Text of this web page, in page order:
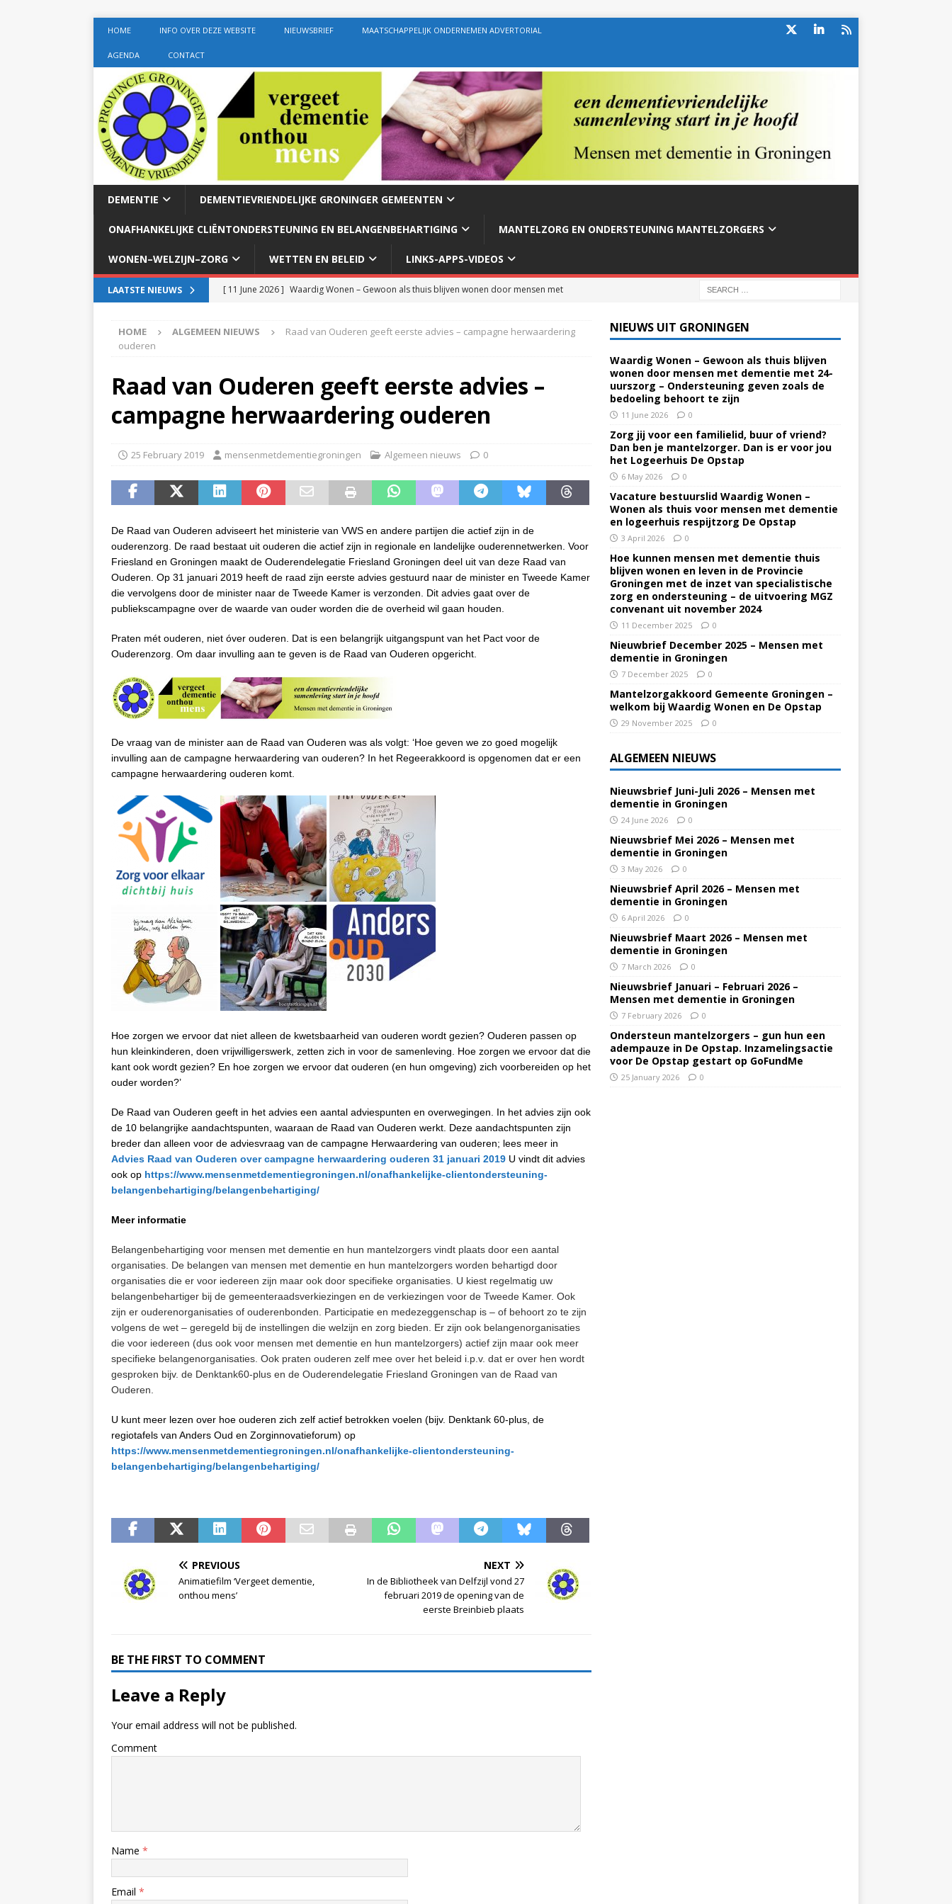
HOME INFO OVER DEZE WEBSITE NIEUWSBRIEF MAATSCHAPPELIJK ONDERNEMEN ADVERTORIAL
AGENDA CONTACT
DEMENTIE DEMENTIEVRIENDELIJKE GRONINGER GEMEENTEN
ONAFHANKELIJKE CLIËNTONDERSTEUNING EN BELANGENBEHARTIGING MANTELZORG EN ONDERSTEUNING MANTELZORGERS
WONEN–WELZIJN–ZORG WETTEN EN BELEID LINKS-APPS-VIDEOS
LAATSTE NIEUWS [ 11 June 2026 ] Waardig Wonen – Gewoon als thuis blijven wonen door mensen met
APPINGEDAM
is er voor jou het Logeerhuis De Opstap
GRONINGEN
[ 3 May 2026 ] Nieuwsbrief Mei 2026 – Mensen met dementie in Groningen
[ 6 April 2026 ] Nieuwsbrief April 2026 – Mensen met dementie in Groningen
ALGEMEEN NIEUWS
[ 24 June 2026 ] Nieuwsbrief Juni-Juli 2026 – Mensen met dementie in Groningen
ALGEMEEN NIEUWS
HOME ALGEMEEN NIEUWS
Raad van Ouderen geeft eerste advies – campagne herwaardering
ouderen
Raad van Ouderen geeft eerste advies –
campagne herwaardering ouderen
25 February 2019 mensenmetdementiegroningen Algemeen nieuws 0
De Raad van Ouderen adviseert het ministerie van VWS en andere partijen die actief zijn in de
ouderenzorg. De raad bestaat uit ouderen die actief zijn in regionale en landelijke ouderennetwerken. Voor
Friesland en Groningen maakt de Ouderendelegatie Friesland Groningen deel uit van deze Raad van
Ouderen. Op 31 januari 2019 heeft de raad zijn eerste advies gestuurd naar de minister en Tweede Kamer
die vervolgens door de minister naar de Tweede Kamer is verzonden. Dit advies gaat over de
publiekscampagne over de waarde van ouder worden die de overheid wil gaan houden.
Praten mét ouderen, niet óver ouderen. Dat is een belangrijk uitgangspunt van het Pact voor de
Ouderenzorg. Om daar invulling aan te geven is de Raad van Ouderen opgericht.
De vraag van de minister aan de Raad van Ouderen was als volgt: ‘Hoe geven we zo goed mogelijk
invulling aan de campagne herwaardering van ouderen? In het Regeerakkoord is opgenomen dat er een
campagne herwaardering ouderen komt.
Hoe zorgen we ervoor dat niet alleen de kwetsbaarheid van ouderen wordt gezien? Ouderen passen op
hun kleinkinderen, doen vrijwilligerswerk, zetten zich in voor de samenleving. Hoe zorgen we ervoor dat die
kant ook wordt gezien? En hoe zorgen we ervoor dat ouderen (en hun omgeving) zich voorbereiden op het
ouder worden?’
De Raad van Ouderen geeft in het advies een aantal adviespunten en overwegingen. In het advies zijn ook
de 10 belangrijke aandachtspunten, waaraan de Raad van Ouderen werkt. Deze aandachtspunten zijn
breder dan alleen voor de adviesvraag van de campagne Herwaardering van ouderen; lees meer in
Advies Raad van Ouderen over campagne herwaardering ouderen 31 januari 2019 U vindt dit advies
ook op https://www.mensenmetdementiegroningen.nl/onafhankelijke-clientondersteuning-
belangenbehartiging/belangenbehartiging/
Meer informatie
Belangenbehartiging voor mensen met dementie en hun mantelzorgers vindt plaats door een aantal
organisaties. De belangen van mensen met dementie en hun mantelzorgers worden behartigd door
organisaties die er voor iedereen zijn maar ook door specifieke organisaties. U kiest regelmatig uw
belangenbehartiger bij de gemeenteraadsverkiezingen en de verkiezingen voor de Tweede Kamer. Ook
zijn er ouderenorganisaties of ouderenbonden. Participatie en medezeggenschap is – of behoort zo te zijn
volgens de wet – geregeld bij de instellingen die welzijn en zorg bieden. Er zijn ook belangenorganisaties
die voor iedereen (dus ook voor mensen met dementie en hun mantelzorgers) actief zijn maar ook meer
specifieke belangenorganisaties. Ook praten ouderen zelf mee over het beleid i.p.v. dat er over hen wordt
gesproken bijv. de Denktank60-plus en de Ouderendelegatie Friesland Groningen van de Raad van
Ouderen.
U kunt meer lezen over hoe ouderen zich zelf actief betrokken voelen (bijv. Denktank 60-plus, de
regiotafels van Anders Oud en Zorginnovatieforum) op
https://www.mensenmetdementiegroningen.nl/onafhankelijke-clientondersteuning-
belangenbehartiging/belangenbehartiging/
PREVIOUS
Animatiefilm ‘Vergeet dementie,
onthou mens’
NEXT
In de Bibliotheek van Delfzijl vond 27
februari 2019 de opening van de
eerste Breinbieb plaats
BE THE FIRST TO COMMENT
Leave a Reply
Your email address will not be published.
Comment
Name *
Email *
NIEUWS UIT GRONINGEN
Waardig Wonen – Gewoon als thuis blijven
wonen door mensen met dementie met 24-
uurszorg – Ondersteuning geven zoals de
bedoeling behoort te zijn
11 June 2026 0
Zorg jij voor een familielid, buur of vriend?
Dan ben je mantelzorger. Dan is er voor jou
het Logeerhuis De Opstap
6 May 2026 0
Vacature bestuurslid Waardig Wonen –
Wonen als thuis voor mensen met dementie
en logeerhuis respijtzorg De Opstap
3 April 2026 0
Hoe kunnen mensen met dementie thuis
blijven wonen en leven in de Provincie
Groningen met de inzet van specialistische
zorg en ondersteuning – de uitvoering MGZ
convenant uit november 2024
11 December 2025 0
Nieuwbrief December 2025 – Mensen met
dementie in Groningen
7 December 2025 0
Mantelzorgakkoord Gemeente Groningen –
welkom bij Waardig Wonen en De Opstap
29 November 2025 0
ALGEMEEN NIEUWS
Nieuwsbrief Juni-Juli 2026 – Mensen met
dementie in Groningen
24 June 2026 0
Nieuwsbrief Mei 2026 – Mensen met
dementie in Groningen
3 May 2026 0
Nieuwsbrief April 2026 – Mensen met
dementie in Groningen
6 April 2026 0
Nieuwsbrief Maart 2026 – Mensen met
dementie in Groningen
7 March 2026 0
Nieuwsbrief Januari – Februari 2026 –
Mensen met dementie in Groningen
7 February 2026 0
Ondersteun mantelzorgers – gun hun een
adempauze in De Opstap. Inzamelingsactie
voor De Opstap gestart op GoFundMe
25 January 2026 0